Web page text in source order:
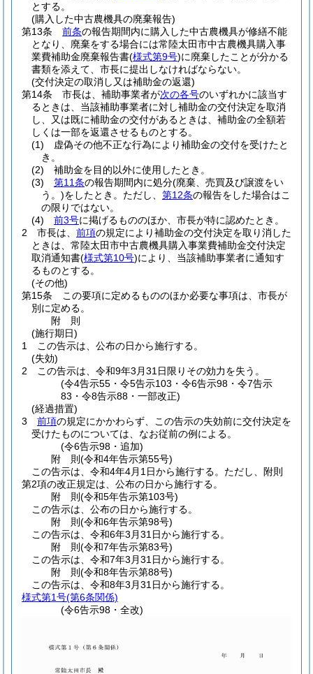
とする。
(購入した中古農機具の廃棄報告)
第13条
前条の報告期間内に購入した中古農機具が修繕不能
となり、廃棄をする場合には常陸太田市中古農機具購入事
業費補助金廃棄報告書(様式第9号)に廃棄したことが分かる
書類を添えて、市長に提出しなければならない。
(交付決定の取消し又は補助金の返還)
第14条
市長は、補助事業者が次の各号のいずれかに該当す
るときは、当該補助事業者に対し補助金の交付決定を取消
し、又は既に補助金の交付があるときは、補助金の全額若
しくは一部を返還させるものとする。
(1)
虚偽その他不正な行為により補助金の交付を受けたと
き。
(2)
補助金を目的以外に使用したとき。
(3)
第11条の報告期間内に処分(廃棄、売買及び譲渡をい
う。)をしたとき。 ただし、 第12条の報告をした場合はこ
の限りではない。
(4)
前3号に掲げるもののほか、市長が特に認めたとき。
2
市長は、 前項の規定により補助金の交付決定を取り消した
ときは、常陸太田市中古農機具購入事業費補助金交付決定
取消通知書(様式第10号)により、当該補助事業者に通知す
るものとする。
(その他)
第15条
この要項に定めるもののほか必要な事項は、市長が
別に定める。
附 則
(施行期日)
1
この告示は、公布の日から施行する。
(失効)
2
この告示は、令和9年3月31日限りその効力を失う。
(令4告示55・令5告示103・令6告示98・令7告示
83・令8告示88・一部改正)
(経過措置)
3
前項の規定にかかわらず、この告示の失効前に交付決定を
受けたものについては、なお従前の例による。
(令6告示98・追加)
附 則(令和4年告示第55号)
この告示は、令和4年4月1日から施行する。 ただし、附則
第2項の改正規定は、公布の日から施行する。
附 則(令和5年告示第103号)
この告示は、公布の日から施行する。
附 則(令和6年告示第98号)
この告示は、令和6年3月31日から施行する。
附 則(令和7年告示第83号)
この告示は、令和7年3月31日から施行する。
附 則(令和8年告示第88号)
この告示は、令和8年3月31日から施行する。
様式第1号(第6条関係)
(令6告示98・全改)